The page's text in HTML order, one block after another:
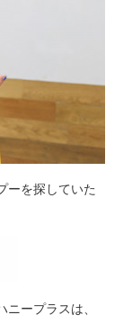
ーを探していた
ープラスは、